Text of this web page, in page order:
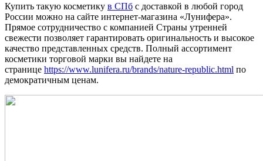
Купить такую косметику в СПб с доставкой в любой город
России можно на сайте интернет-магазина «Лунифера».
Прямое сотрудничество с компанией Страны утренней
свежести позволяет гарантировать оригинальность и высокое
качество представленных средств. Полный ассортимент
косметики торговой марки вы найдете на
странице https://www.lunifera.ru/brands/nature-republic.html по
демократичным ценам.